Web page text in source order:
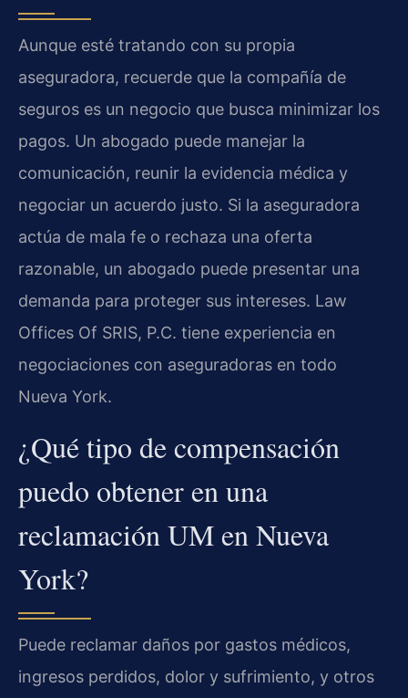
Aunque esté tratando con su propia
aseguradora, recuerde que la compañía de
seguros es un negocio que busca minimizar los
pagos. Un abogado puede manejar la
comunicación, reunir la evidencia médica y
negociar un acuerdo justo. Si la aseguradora
actúa de mala fe o rechaza una oferta
razonable, un abogado puede presentar una
demanda para proteger sus intereses. Law
Offices Of SRIS, P.C. tiene experiencia en
negociaciones con aseguradoras en todo
Nueva York.
¿Qué tipo de compensación
puedo obtener en una
reclamación UM en Nueva
York?
Puede reclamar daños por gastos médicos,
ingresos perdidos, dolor y sufrimiento, y otros